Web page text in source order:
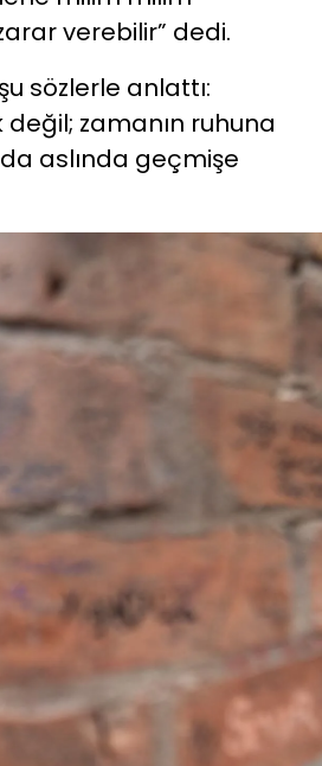
verebilir” dedi.
sözlerle anlattı:
zamanın ruhuna
aslında geçmişe